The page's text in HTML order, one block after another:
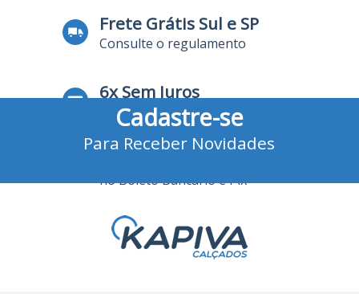
Frete Grátis Sul e SP
Consulte o regulamento
6x Sem Juros
no Cartão de Crédito
no Boleto Bancário e Pix
Cadastre-se
Para Receber Novidades